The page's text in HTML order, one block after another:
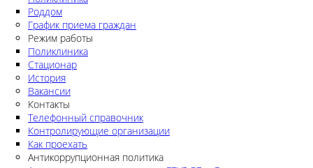
Роддом
График приема граждан
Режим работы
Поликлиника
Стационар
История
Вакансии
Контакты
Телефонный справочник
Контролирующие организации
Как проехать
Антикоррупционная политика